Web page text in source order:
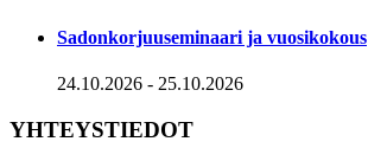
Sadonkorjuuseminaari ja vuosikokous
24.10.2026 - 25.10.2026
YHTEYSTIEDOT